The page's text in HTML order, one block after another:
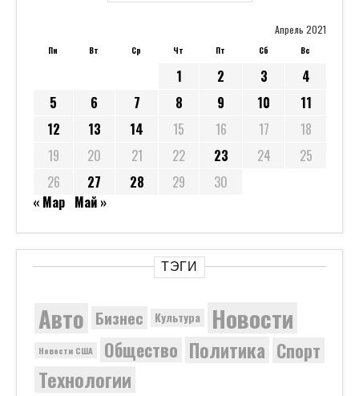
Апрель 2021
Пн Вт Ср Чт Пт Сб Вс
1 2 3
4
5
6 7 8 9 10
11
12
13 14 15 16 17
18
19
20 21 22 23 24
25
26
27 28 29
30
« Мар Май »
ТЭГИ
Авто Бизнес Культура Новости
Новости США Общество Политика Спорт
Технологии